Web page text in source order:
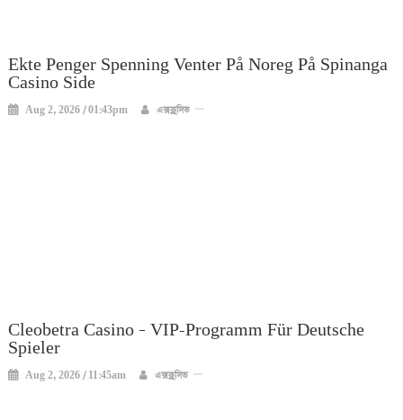
Ekte Penger Spenning Venter På Noreg På Spinanga
Casino Side
Aug 2, 2026 / 01:43pm এক্সক্লুসিভ
Cleobetra Casino – VIP-Programm Für Deutsche
Spieler
Aug 2, 2026 / 11:45am এক্সক্লুসিভ